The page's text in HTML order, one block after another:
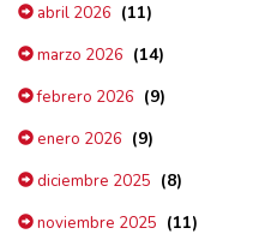
abril 2026 (11)
marzo 2026 (14)
febrero 2026 (9)
enero 2026 (9)
diciembre 2025 (8)
noviembre 2025 (11)